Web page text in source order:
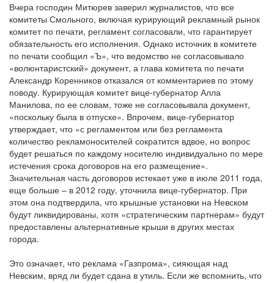
Вчера господин Митюрев заверил журналистов, что все
комитеты Смольного, включая курирующий рекламный рынок
комитет по печати, регламент согласовали, что гарантирует
обязательность его исполнения. Однако источник в комитете
по печати сообщил «Ъ», что ведомство не согласовывало
«волюнтаристский» документ, а глава комитета по печати
Александр Коренников отказался от комментариев по этому
поводу. Курирующая комитет вице-губернатор Алла
Манилова, по ее словам, тоже не согласовывала документ,
«поскольку была в отпуске». Впрочем, вице-губернатор
утверждает, что «с регламентом или без регламента
количество рекламоносителей сократится вдвое, но вопрос
будет решаться по каждому носителю индивидуально по мере
истечения срока договоров на его размещение».
Значительная часть договоров истекает уже в июле 2011 года,
еще больше – в 2012 году, уточнила вице-губернатор. При
этом она подтвердила, что крышные установки на Невском
будут ликвидированы, хотя «стратегическим партнерам» будут
предоставлены альтернативные крыши в других местах
города.
Это означает, что реклама «Газпрома», сияющая над
Невским, вряд ли будет сдана в утиль. Если же вспомнить, что